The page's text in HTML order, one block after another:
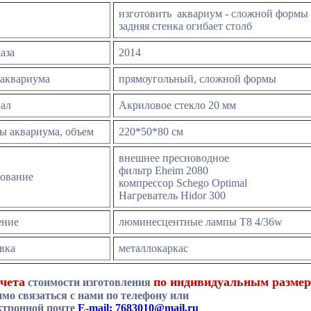
изготовить аквариум - сложной формы
задняя стенка огибает столб
2014
прямоугольный, сложной формы
Акриловое стекло 20 мм
аквариума, объем 220*50*80 см
внешнее пресноводное
фильтр Eheim 2080
компрессор Schego Optimal
Нагреватель Hidor 300
люминесцентные лампы Т8 4/36w
металлокаркас
стоимости изготовления по индивидуальным
связаться с нами по телефону или
почте Е-mail: 7683010@mail.ru